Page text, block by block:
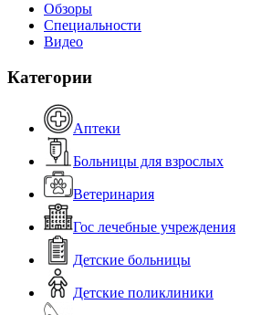
Обзоры
Специальности
Видео
Категории
Аптеки
Больницы для взрослых
Ветеринария
Гос лечебные учреждения
Детские больницы
Детские поликлиники